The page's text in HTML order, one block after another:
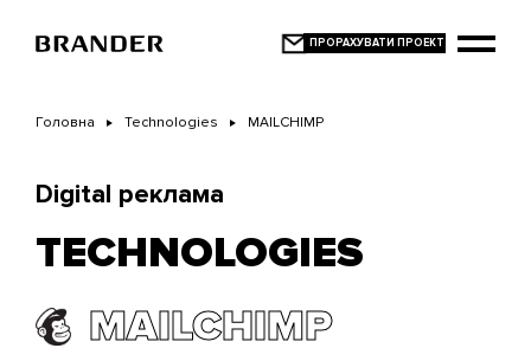
основного
Головна Technologies MAILCHIMP
Digital реклама
TECHNOLOGIES
MAILCHIMP